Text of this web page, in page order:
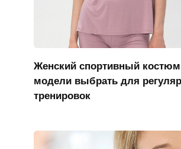
Женский спортивный костюм
модели выбрать для
тренировок